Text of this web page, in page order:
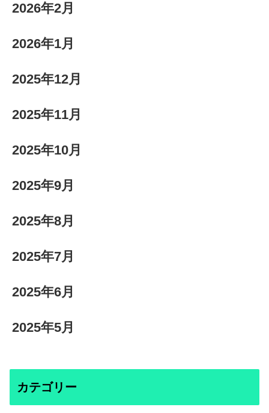
2026年2月
2026年1月
2025年12月
2025年11月
2025年10月
2025年9月
2025年8月
2025年7月
2025年6月
2025年5月
カテゴリー